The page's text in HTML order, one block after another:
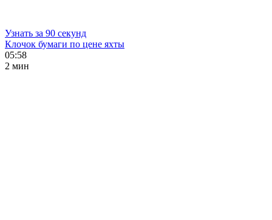
Узнать за 90 секунд
Клочок бумаги по цене яхты
05:58
2 мин